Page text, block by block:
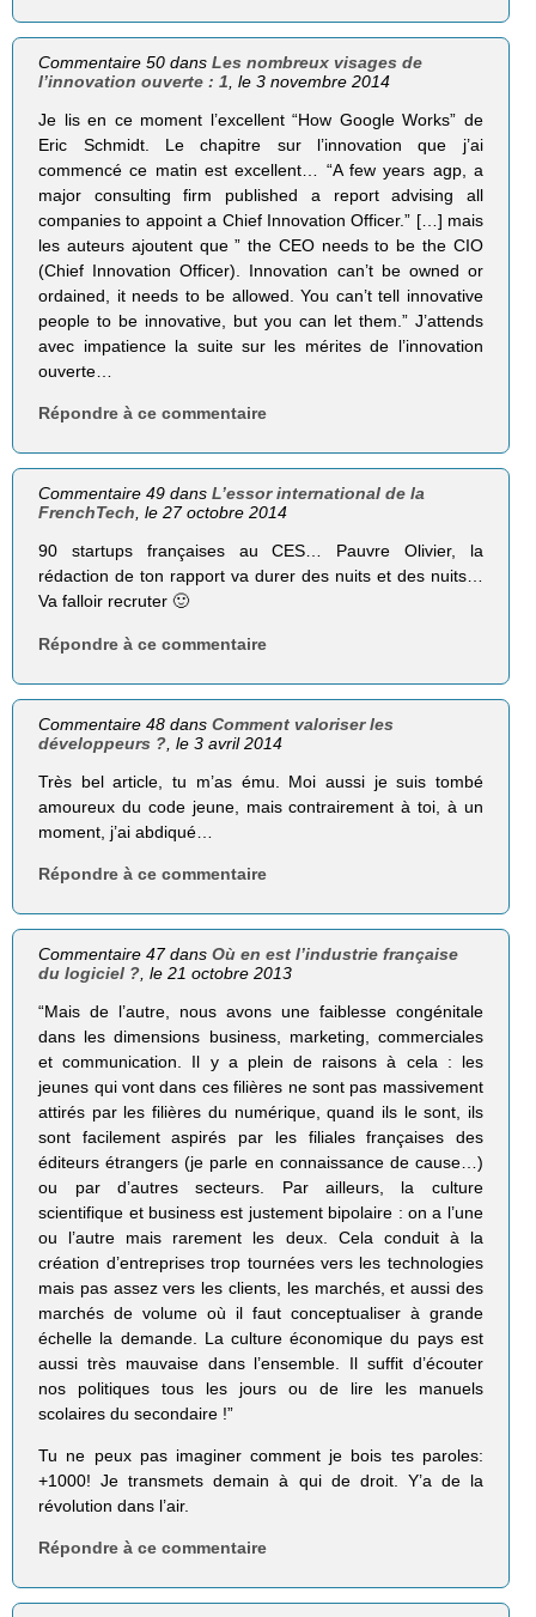
Commentaire 50 dansLes nombreux visages de
l’innovation ouverte : 1 , le 3 novembre 2014
Je lis en ce moment l’excellent “How Google Works” de
Eric Schmidt. Le chapitre sur l’innovation que j’ai
commencé ce matin est excellent… “A few years agp, a
major consulting firm published a report advising all
companies to appoint a Chief Innovation Officer.” […] mais
les auteurs ajoutent que ” the CEO needs to be the CIO
(Chief Innovation Officer). Innovation can’t be owned or
ordained, it needs to be allowed. You can’t tell innovative
people to be innovative, but you can let them.” J’attends
avec impatience la suite sur les mérites de l’innovation
ouverte…
Répondre à ce commentaire
Commentaire 49 dansL’essor international de la
FrenchTech, le 27 octobre 2014
90 startups françaises au CES… Pauvre Olivier, la
rédaction de ton rapport va durer des nuits et des nuits…
Va falloir recruter 🙂
Répondre à ce commentaire
Commentaire 48 dansComment valoriser les
développeurs ? , le 3 avril 2014
Très bel article, tu m’as ému. Moi aussi je suis tombé
amoureux du code jeune, mais contrairement à toi, à un
moment, j’ai abdiqué…
Répondre à ce commentaire
Commentaire 47 dansOù en est l’industrie française
du logiciel ? , le 21 octobre 2013
“Mais de l’autre, nous avons une faiblesse congénitale
dans les dimensions business, marketing, commerciales
et communication. Il y a plein de raisons à cela : les
jeunes qui vont dans ces filières ne sont pas massivement
attirés par les filières du numérique, quand ils le sont, ils
sont facilement aspirés par les filiales françaises des
éditeurs étrangers (je parle en connaissance de cause…)
ou par d’autres secteurs. Par ailleurs, la culture
scientifique et business est justement bipolaire : on a l’une
ou l’autre mais rarement les deux. Cela conduit à la
création d’entreprises trop tournées vers les technologies
mais pas assez vers les clients, les marchés, et aussi des
marchés de volume où il faut conceptualiser à grande
échelle la demande. La culture économique du pays est
aussi très mauvaise dans l’ensemble. Il suffit d’écouter
nos politiques tous les jours ou de lire les manuels
scolaires du secondaire !”
Tu ne peux pas imaginer comment je bois tes paroles:
+1000! Je transmets demain à qui de droit. Y’a de la
révolution dans l’air.
Répondre à ce commentaire